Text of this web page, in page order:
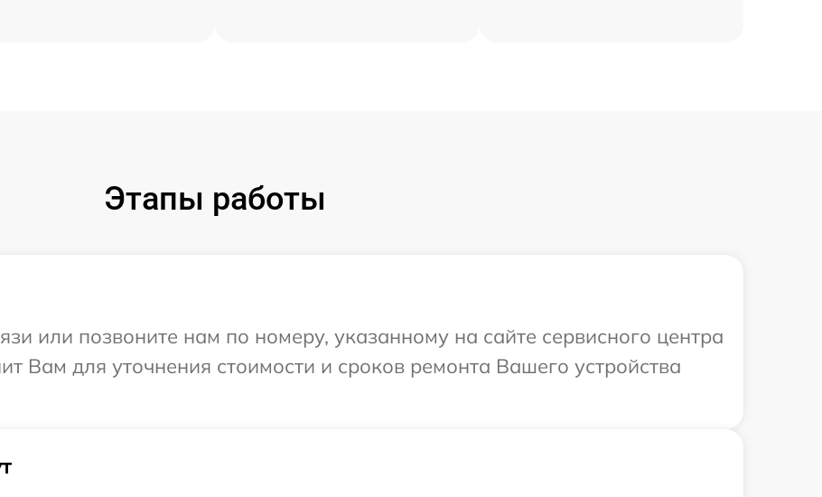
Этапы работы
или позвоните нам по номеру, указанному на сайте сервисного центра
Вам для уточнения стоимости и сроков ремонта Вашего устройства